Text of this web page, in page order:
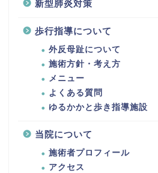
新型肺炎対策
歩行指導について
外反母趾について
施術方針・考え方
メニュー
よくある質問
ゆるかかと歩き指導施設
当院について
施術者プロフィール
アクセス